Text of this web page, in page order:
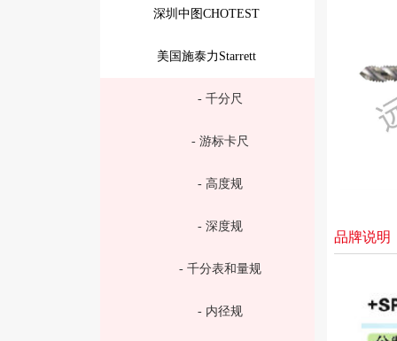
深圳中图CHOTEST
美国施泰力Starrett
- 千分尺
- 游标卡尺
- 高度规
- 深度规
- 千分表和量规
- 内径规
品牌说明